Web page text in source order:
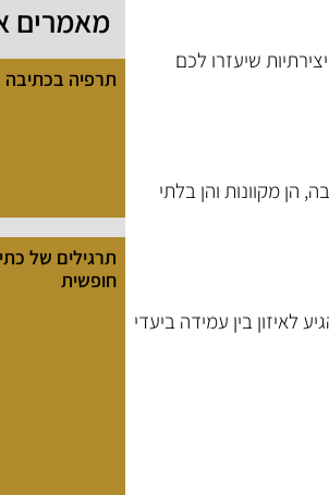
שיעזרו לכם
הן מקוונות והן בלתי
בין עמידה ביעדי
מאמרים
תרפיה בכתיבה
תרגילים של
חופשית